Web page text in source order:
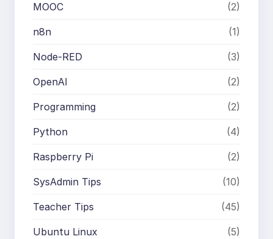
MOOC (2)
n8n (1)
Node-RED (3)
OpenAI (2)
Programming (2)
Python (4)
Raspberry Pi (2)
SysAdmin Tips (10)
Teacher Tips (45)
Ubuntu Linux (5)